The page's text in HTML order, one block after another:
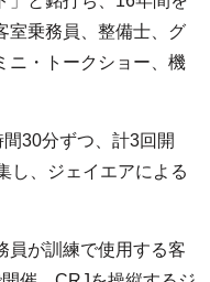
室乗務員、整備士、グ
ニ・トークショー、機
30分ずつ、計3回開
し、ジェイエアによる
が訓練で使用する客